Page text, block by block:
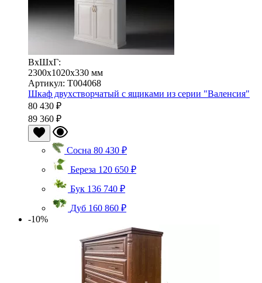
ВхШхГ:
2300x1020x330 мм
Артикул: Т004068
Шкаф двухстворчатый с ящиками из серии "Валенсия"
80 430 ₽
89 360 ₽
Сосна 80 430 ₽
Береза 120 650 ₽
Бук 136 740 ₽
Дуб 160 860 ₽
-10%